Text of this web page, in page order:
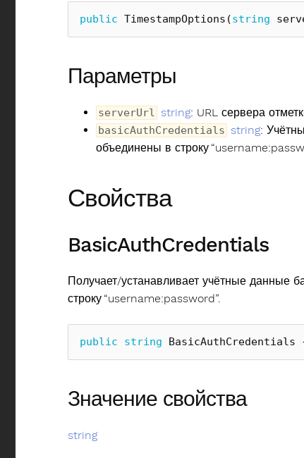
public TimestampOptions (string
Параметры
serverUrl string: URL сервера
basicAuthCredentials string:
объединены в строку
Свойства
BasicAuthCredentials
Получает/устанавливает учётные данные
строку “username:password”.
public string BasicAuthCredentials
Значение свойства
string